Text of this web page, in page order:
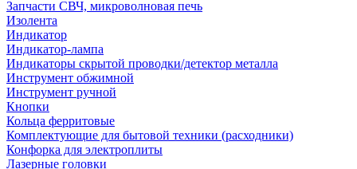
Запчасти СВЧ, микроволновая печь
Изолента
Индикатор
Индикатор-лампа
Индикаторы скрытой проводки/детектор металла
Инструмент обжимной
Инструмент ручной
Кнопки
Кольца ферритовые
Комплектующие для бытовой техники (расходники)
Конфорка для электроплиты
Лазерные головки